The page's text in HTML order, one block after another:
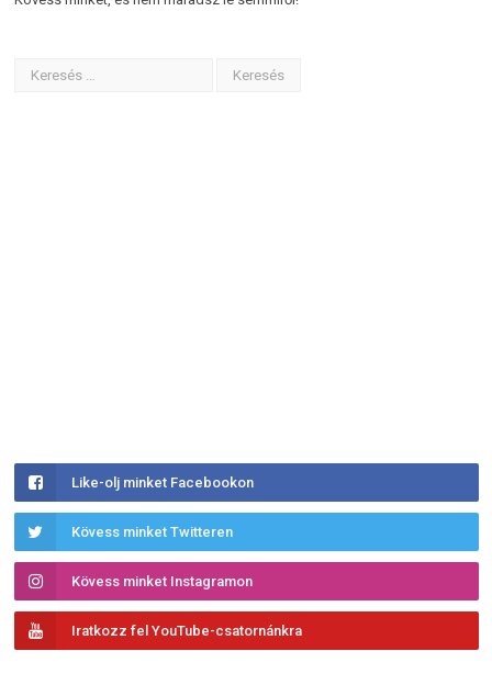
Like-olj minket Facebookon
Kövess minket Twitteren
Kövess minket Instagramon
Iratkozz fel YouTube-csatornánkra